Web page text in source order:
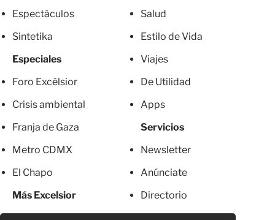
Espectáculos
Sintetika
Especiales
Foro Excélsior
Crisis ambiental
Franja de Gaza
Metro CDMX
El Chapo
Más Excelsior
Salud
Estilo de Vida
Viajes
De Utilidad
Apps
Servicios
Newsletter
Anúnciate
Directorio